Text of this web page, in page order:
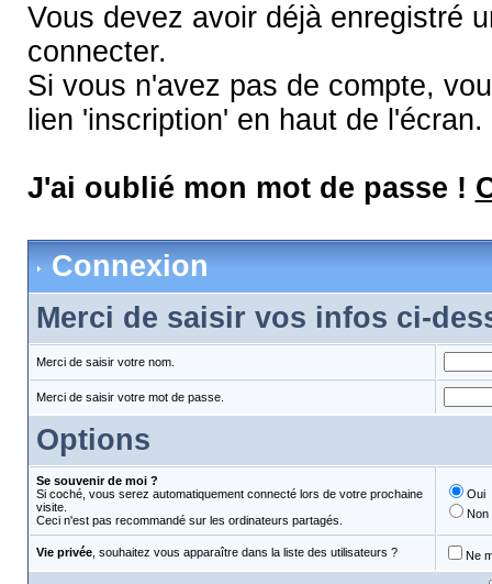
Vous devez avoir déjà enregistré
connecter.
Si vous n'avez pas de compte,
lien 'inscription' en haut de l'écran.
J'ai oublié mon mot de passe !
Connexion
Merci de saisir vos infos ci-
Merci de saisir votre nom.
Merci de saisir votre mot de passe.
Options
Se souvenir de moi ?
Si coché, vous serez automatiquement connecté lors de votre prochaine
visite.
Ceci n'est pas recommandé sur les ordinateurs partagés.
Oui
Non
Vie privée, souhaitez vous apparaître dans la liste des utilisateurs ? Ne